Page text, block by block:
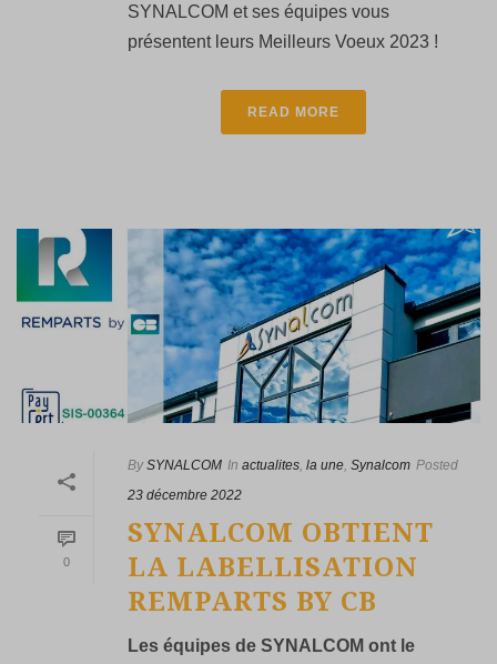
SYNALCOM et ses équipes vous
présentent leurs Meilleurs Voeux 2023 !
READ MORE
0
By SYNALCOM In actualites la une Synalcom Posted
23 décembre 2022
SYNALCOM OBTIENT
LA LABELLISATION
REMPARTS BY CB
Les équipes de SYNALCOM ont le